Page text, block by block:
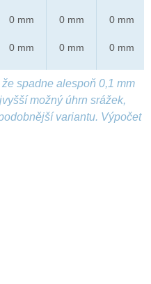
0 mm
0 mm
0 mm
0 mm
0 mm
0 mm
spadne alespoň 0,1 mm
možný úhrn srážek,
variantu. Výpočet